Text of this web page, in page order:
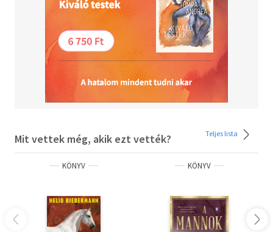
Mit vettek még, akik ezt vették? Teljes lista
KÖNYV KÖNYV